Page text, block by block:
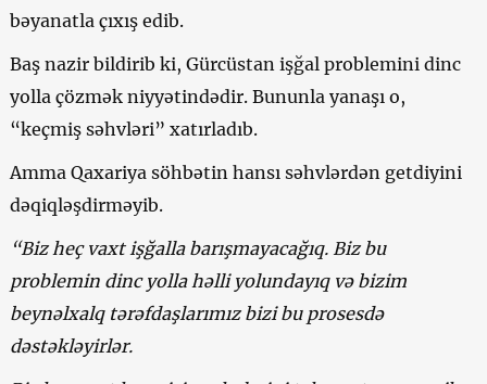
bəyanatla çıxış edib.
Baş nazir bildirib ki, Gürcüstan işğal problemini dinc
yolla çözmək niyyətindədir. Bununla yanaşı o,
“keçmiş səhvləri” xatırladıb.
Amma Qaxariya söhbətin hansı səhvlərdən getdiyini
dəqiqləşdirməyib.
“Biz heç vaxt işğalla barışmayacağıq. Biz bu
problemin dinc yolla həlli yolundayıq və bizim
beynəlxalq tərəfdaşlarımız bizi bu prosesdə
dəstəkləyirlər.